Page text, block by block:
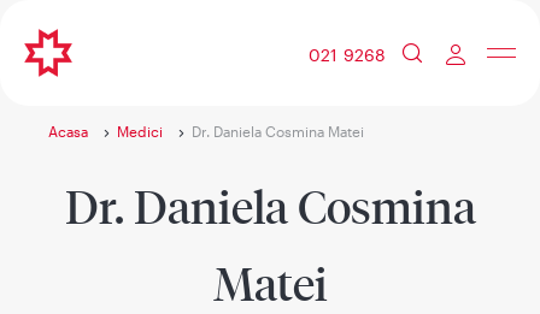
021 9268
Acasa Medici Dr. Daniela Cosmina Matei
Dr. Daniela Cosmina
Matei